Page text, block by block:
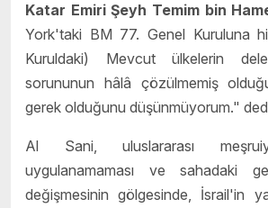
Katar Emiri Şeyh Temim bin
York'taki BM 77. Genel Kuruluna
Kuruldaki) Mevcut ülkelerin
sorununun hâlâ çözülmemiş
gerek olduğunu düşünmüyorum."
Al Sani, uluslararası
uygulanamaması ve sahadaki
değişmesinin gölgesinde, İsrail'in